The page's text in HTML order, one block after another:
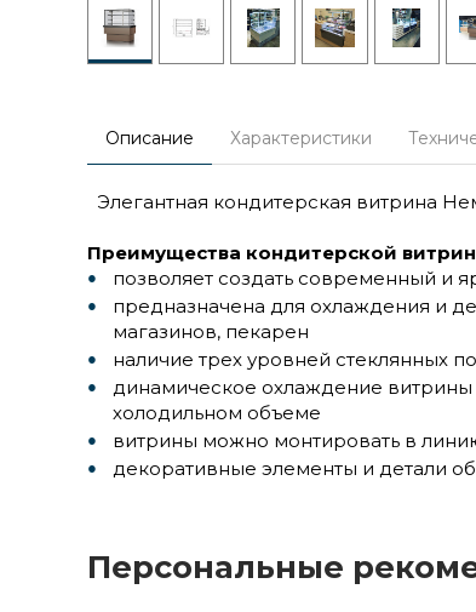
Описание Характеристики
Элегантная кондитерская витрина
Преимущества кондитерской
позволяет создать современный и
предназначена для охлаждения и
магазинов, пекарен
наличие трех уровней стеклянных
динамическое охлаждение витрины
холодильном объеме
витрины можно монтировать в
декоративные элементы и детали
Персональные